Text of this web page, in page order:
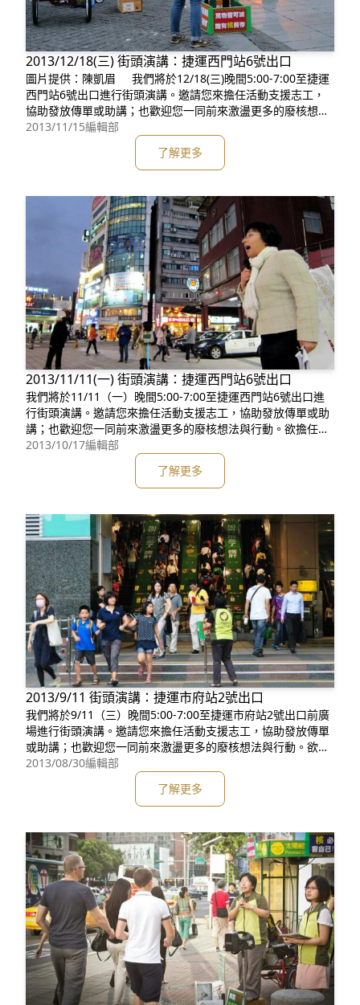
2013/12/18(三) 街頭演講：捷運西門站6號出口
圖片提供：陳凱眉 我們將於12/18(三)晚間5:00-7:00至捷運
西門站6號出口進行街頭演講。邀請您來擔任活動支援志工，
協助發放傳單或助講；也歡迎您一同前來激盪更多的廢核想法
與行動。欲擔任志工請至網頁填寫連絡資料，我們會儘快與你
2013/11/15編輯部
了解更多
2013/11/11(一) 街頭演講：捷運西門站6號出口
我們將於11/11（一）晚間5:00-7:00至捷運西門站6號出口進
行街頭演講。邀請您來擔任活動支援志工，協助發放傳單或助
講；也歡迎您一同前來激盪更多的廢核想法與行動。欲擔任志
工請至網頁填寫連絡資料，我們會儘快與你連絡。 關於蠻野
頭不特定對象群眾的宣講，廣泛地將廢核等議題散佈。我們的
宣講地點主要在台北市
2013/10/17編輯部
了解更多
2013/9/11 街頭演講：捷運市府站2號出口
我們將於9/11（三）晚間5:00-7:00至捷運市府站2號出口前廣
場進行街頭演講。邀請您來擔任活動支援志工，協助發放傳單
或助講；也歡迎您一同前來激盪更多的廢核想法與行動。欲擔
任志工請至網頁填寫連絡資料，我們會儘快與你連絡。 關於
向街頭不特定對象群眾的宣講，廣泛地將廢核等議題散佈。我
們的宣講地點主要在台
2013/08/30編輯部
了解更多